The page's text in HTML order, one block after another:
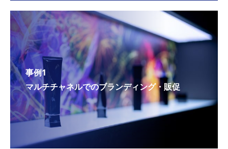
事例1
マルチチャネルでのブランディング・販促